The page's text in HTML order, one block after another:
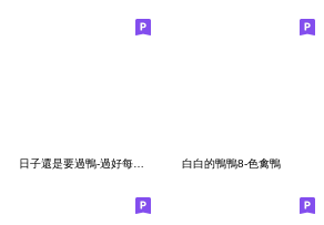
白白的鴨鴨8-色禽鴨